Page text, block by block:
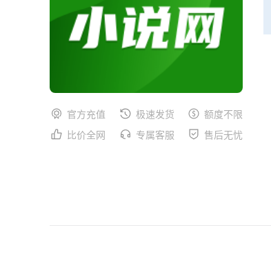
官方充值 极速发货
额度不限
比价全网
专属客服 售后无忧